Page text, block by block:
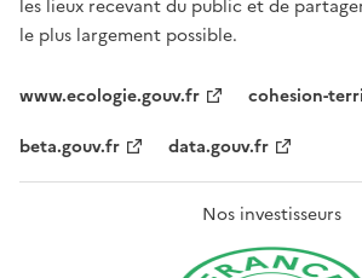
les lieux recevant du public et de
le plus largement possible.
www.ecologie.gouv.fr
cohesion-
beta.gouv.fr
data.gouv.fr
Nos investisseurs